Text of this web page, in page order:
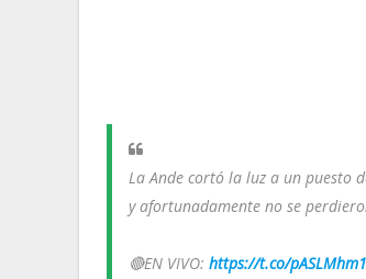
La Ande cortó la luz a un puesto
y afortunadamente no se
🔴EN VIVO: https://t.co/